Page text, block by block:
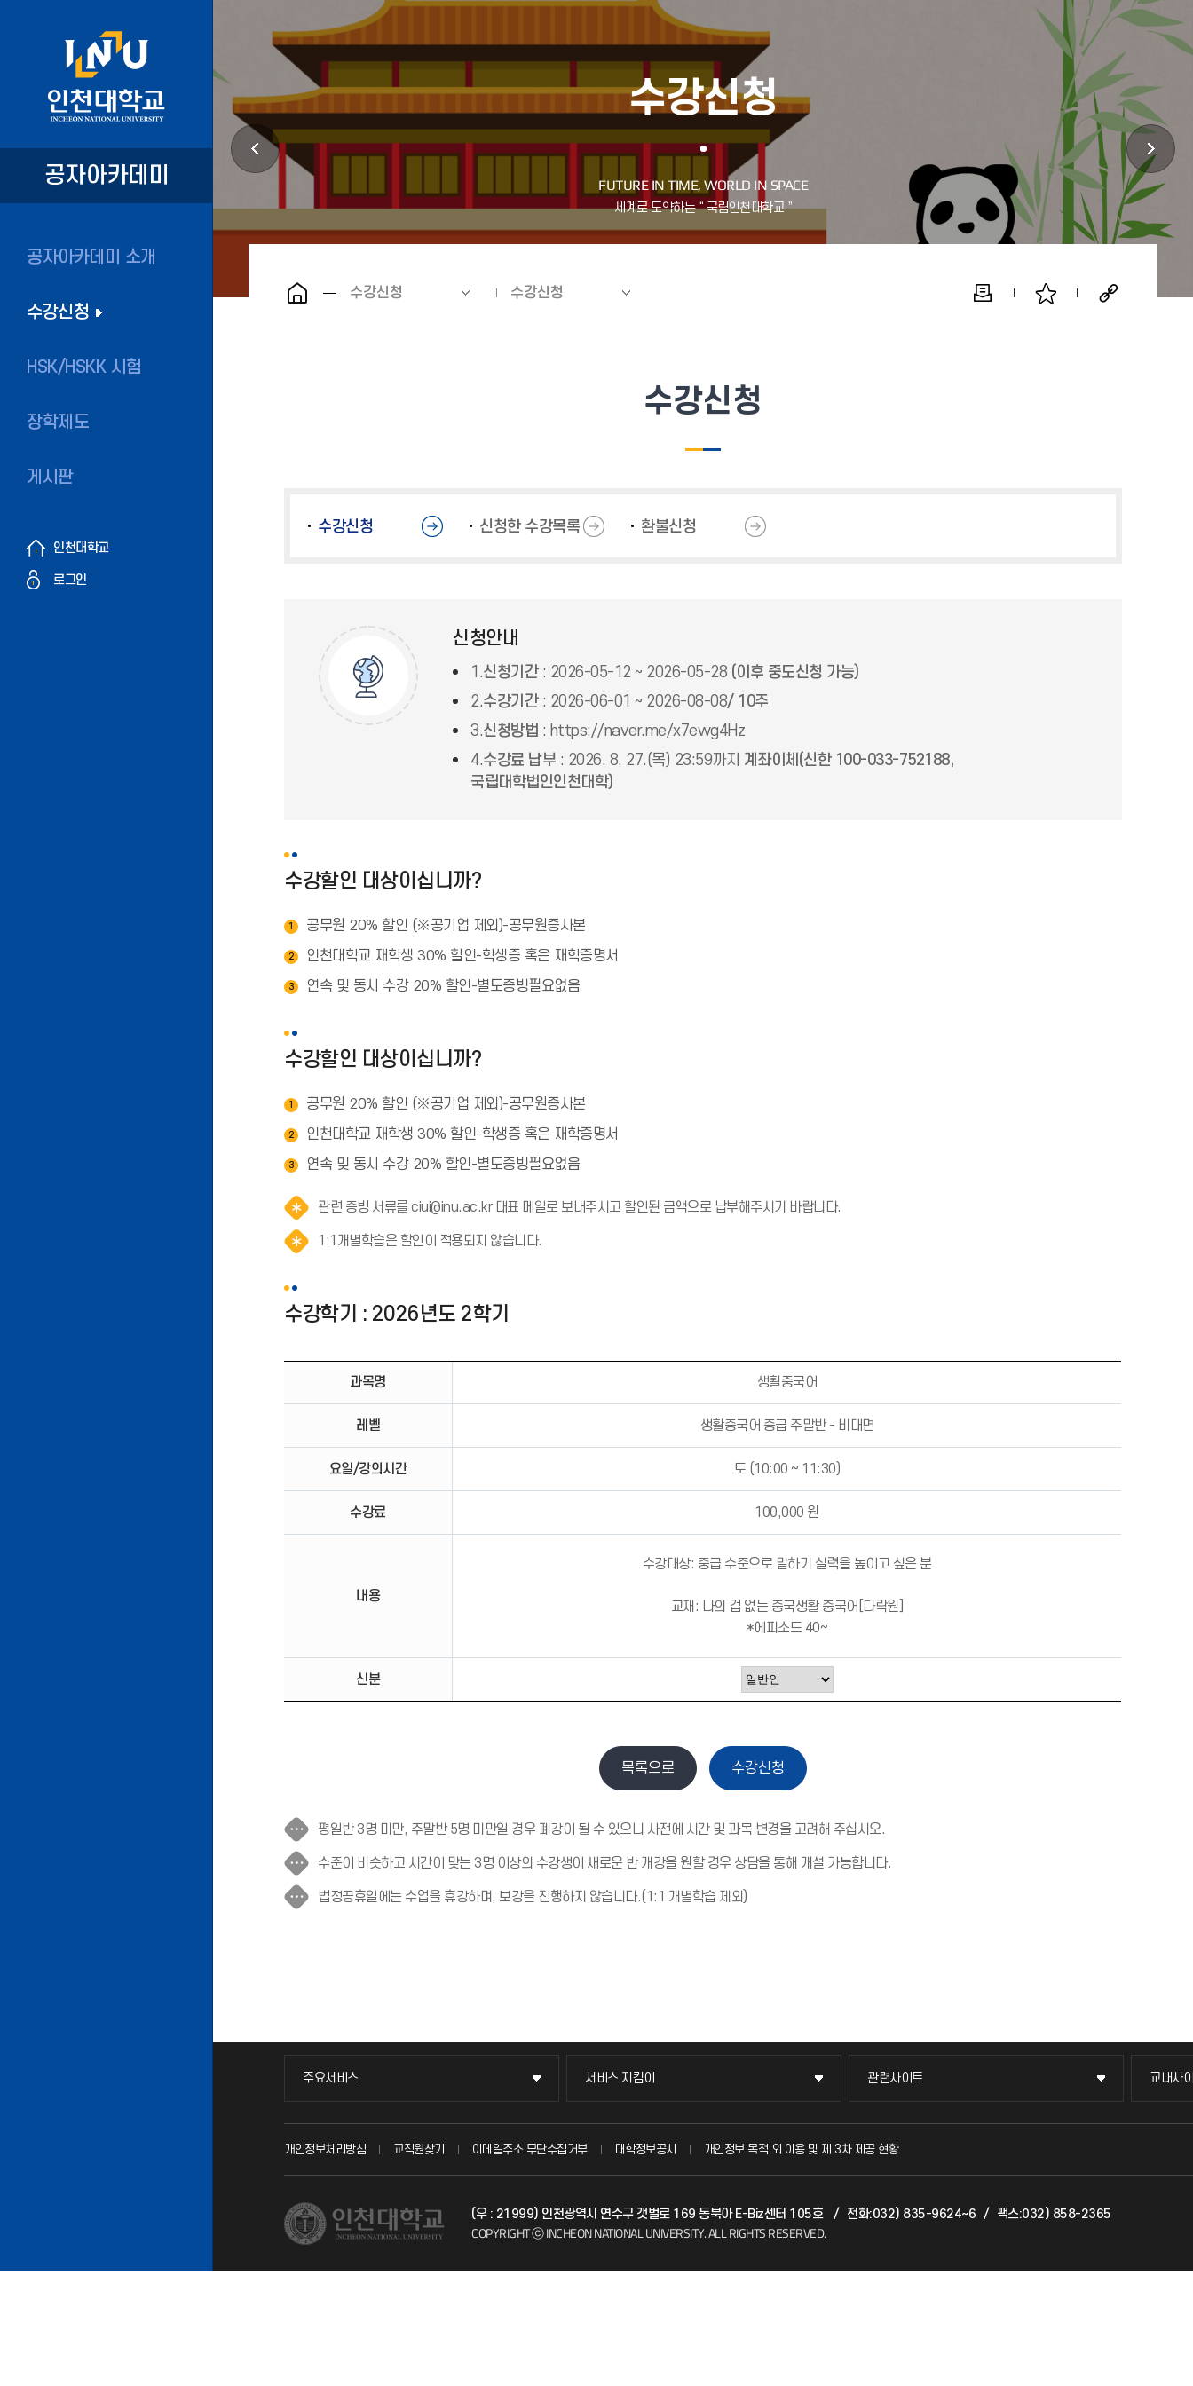
인천대학교
로그인
공자아카데미
공자아카데미 소개
수강신청
HSK/HSKK 시험
장학제도
게시판
수강신청
수강신청 수강신청
수강신청
수강신청 신청한 수강목록 환불신청
신청안내
1.신청기간: 2026-05-12 ~ 2026-05-28 (이후 중도신청 가능)
2.수강기간: 2026-06-01 ~ 2026-08-08/ 10주
3.신청방법 : https://naver.me/x7ewg4Hz
4.수강료 납부 : 2026. 8. 27.(목) 23:59까지 계좌이체(신한 100-033-752188,
국립대학법인인천대학)
수강할인 대상이십니까?
1 공무원 20% 할인 (※공기업 제외)-공무원증사본
2 인천대학교 재학생 30% 할인-학생증 혹은 재학증명서
3 연속 및 동시 수강 20% 할인-별도증빙필요없음
수강할인 대상이십니까?
1 공무원 20% 할인 (※공기업 제외)-공무원증사본
2 인천대학교 재학생 30% 할인-학생증 혹은 재학증명서
3 연속 및 동시 수강 20% 할인-별도증빙필요없음
관련 증빙 서류를 ciui@inu.ac.kr 대표 메일로 보내주시고 할인된 금액으로 납부해주시기 바랍니다.
1:1개별학습은 할인이 적용되지 않습니다.
수강학기 : 2026년도 2학기
과목명 생활중국어
레벨 생활중국어 중급 주말반 - 비대면
요일/강의시간 토 (10:00 ~ 11:30)
수강료 100,000 원
내용
수강대상: 중급 수준으로 말하기 실력을 높이고 싶은 분
교재: 나의 겁 없는 중국생활 중국어[다락원]
*에피소드 40~
신분
평일반 3명 미만, 주말반 5명 미만일 경우 폐강이 될 수 있으니 사전에 시간 및 과목 변경을 고려해 주십시오.
수준이 비슷하고 시간이 맞는 3명 이상의 수강생이 새로운 반 개강을 원할 경우 상담을 통해 개설 가능합니다.
법정공휴일에는 수업을 휴강하며, 보강을 진행하지 않습니다.(1:1 개별학습 제외)
주요서비스
주요서비스
교무회의방송
시설예약
서비스 지킴이
서비스 지킴이
묻고 답하기
자주 묻는 질문(FAQ)
관련사이트
관련사이트
국방헬프콜
산학협력단
교내사
교내사
교수회
개인정보처리방침 교직원찾기 이메일주소 무단수집거부 대학정보공시 개인정보 목적 외 이용 및 제 3차 제공 현황
(우 : 21999) 인천광역시 연수구 갯벌로 169 동북아 E-Biz센터 105호 / 전화:032) 835-9624~6 / 팩스:032) 858-2365
COPYRIGHT ⓒ INCHEON NATIONAL UNIVERSITY.ALL RIGHTS RESERVED.